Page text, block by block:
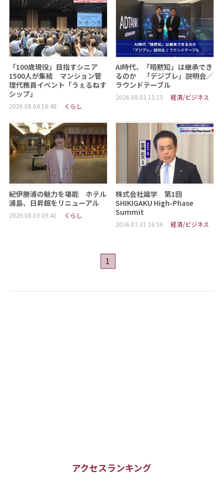
「100歳現役」目指すシニア
1500人が集結 マンション管
理代務員イベント「うぇるねす
シップ」
2026.08.04 10:48 くらし
AI時代、「暗黙知」は継承でき
るのか 「デジブレ」説明会／
ラウンドテーブル
2026.08.03 15:15 経済/ビジネス
紀伊勝浦の魅力を堪能 ホテル
浦島、日昇館をリニューアル
2026.08.03 09:41 くらし
株式会社識学 第1回
SHIKIGAKU High-Phase
Summit
2026.07.31 16:56 経済/ビジネス
1
アクセスランキング